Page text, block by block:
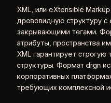
XML, или eXtensible
древовидную структуру
закрывающими тегами.
атрибуты, пространства
XML гарантирует строгую
структуры. Формат drgn
корпоративных
требующих комплексной